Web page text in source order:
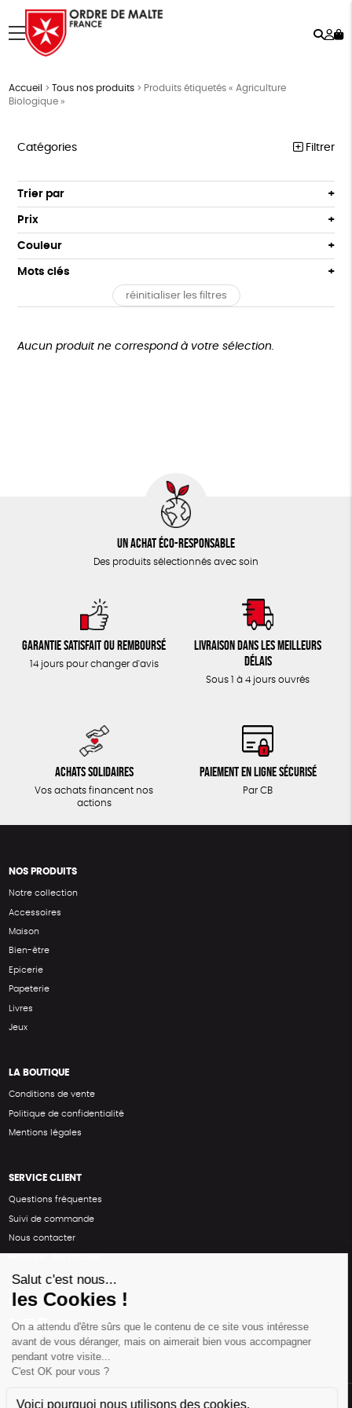
menu
Accueil >Tous nos produits > Produits étiquetés « Agriculture
Biologique »
Catégories Filtrer
NOTRE COLLECTION
ACCESSOIRES
MAISON
BIEN-ÊTRE
ÉPICERIE
Trier par
Par défaut
Popularité
Prix : du - cher au + cher
Prix : du + cher au - cher
Prix
Tous
0 € - 50 €
Plus de 200€
Couleur
Blanc Pur
violet
Mots clés
Fabrication artisanale PEFC Fabriqué en Espagne
réinitialiser les filtres
Aucun produit ne correspond à votre sélection.
Un achat éco-responsable
Des produits sélectionnés avec soin
Garantie satisfait ou remboursé
14 jours pour changer d'avis
Livraison dans les meilleurs
délais
Sous 1 à 4 jours ouvrés
Achats solidaires
Vos achats financent nos
actions
Paiement en ligne sécurisé
Par CB
NOS PRODUITS
Notre collection
Accessoires
Maison
Bien-être
Epicerie
Papeterie
Livres
Jeux
LA BOUTIQUE
Conditions de vente
Politique de confidentialité
Mentions légales
SERVICE CLIENT
Questions fréquentes
Suivi de commande
Nous contacter
SUIVEZ-NOUS